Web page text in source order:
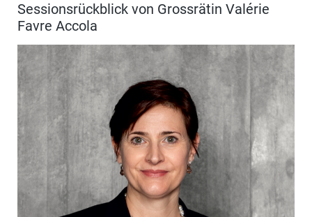
Sessionsrückblick von Grossrätin Valérie
Favre Accola